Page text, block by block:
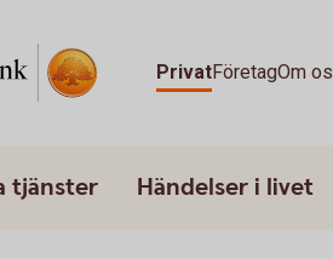
PrivatFöretagOm
tjänster Händelser i livet